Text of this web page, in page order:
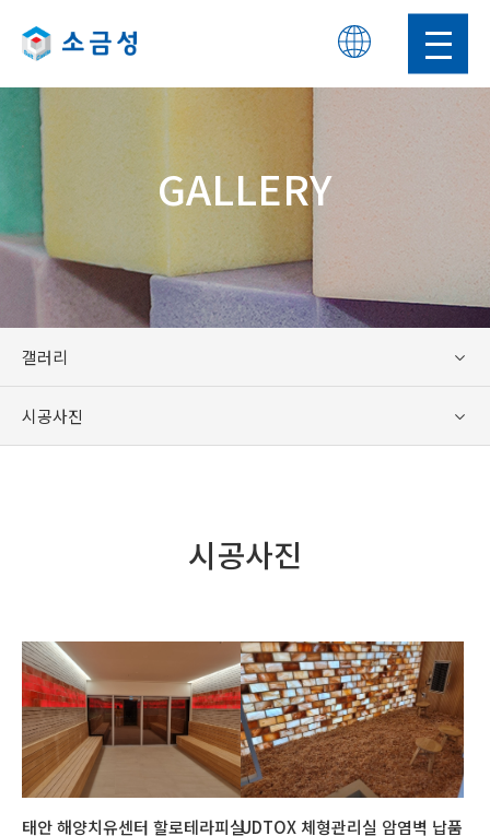
GALLERY
갤러리
시공사진
시공사진
태안 해양치유센터 할로테라피실UDTOX 체형관리실 암염벽 납품